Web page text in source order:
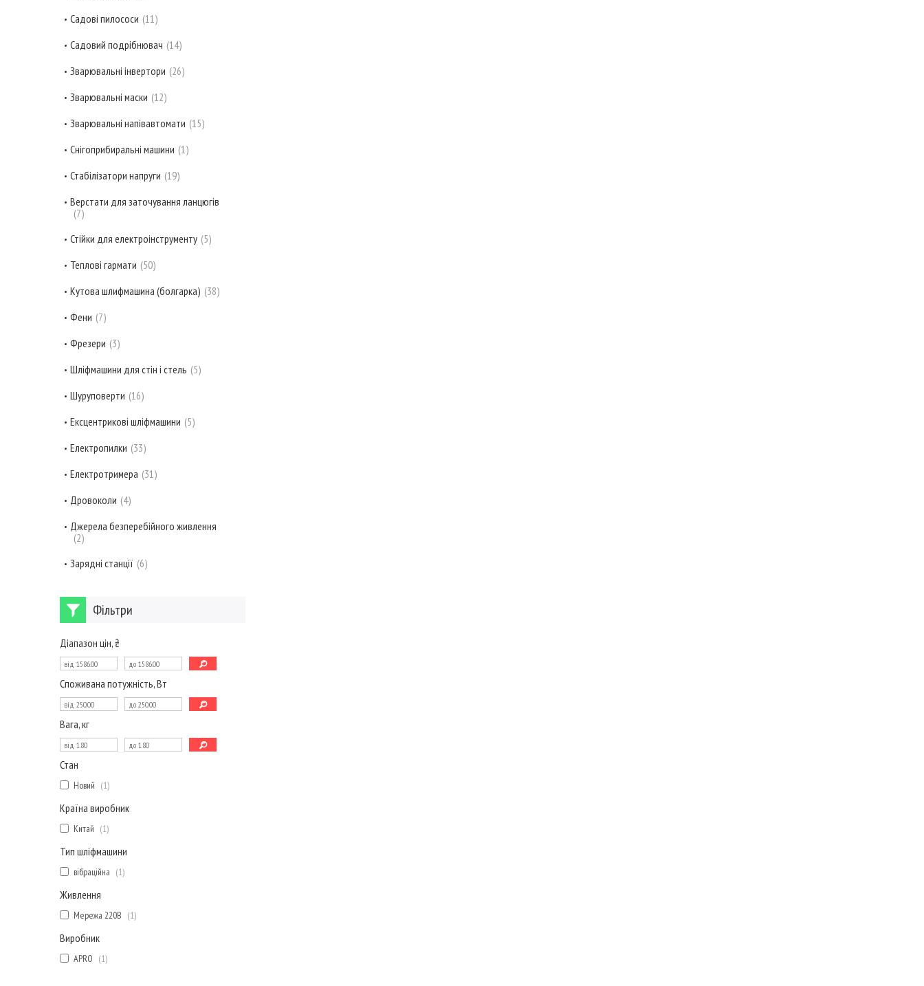
Садові пилососи 11
Садовий подрібнювач 14
Зварювальні інвертори 26
Зварювальні маски 12
Зварювальні напівавтомати 15
Снігоприбиральні машини 1
Стабілізатори напруги 19
Верстати для заточування ланцюгів
7
Стійки для електроінструменту 5
Теплові гармати 50
Кутова шлифмашина (болгарка) 38
Фени 7
Фрезери 3
Шліфмашини для стін і стель 5
Шуруповерти 16
Ексцентрикові шліфмашини 5
Електропилки 33
Електротримера 31
Дровоколи 4
Джерела безперебійного живлення
2
Зарядні станції 6
Фільтри
Діапазон цін, ₴
Споживана потужність, Вт
Вага, кг
Стан
Новий 1
Країна виробник
Китай 1
Тип шліфмашини
вібраційна 1
Живлення
Мережа 220В 1
Виробник
APRO 1